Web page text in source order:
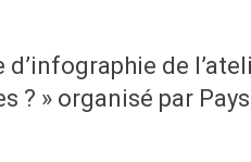
d’infographie de
? » organisé par